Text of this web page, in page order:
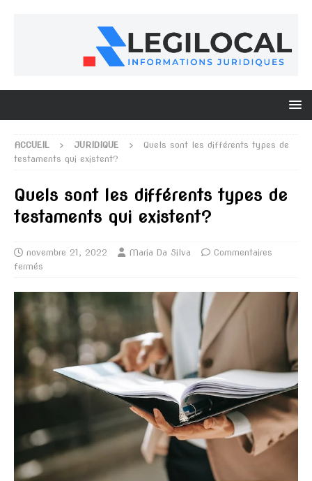
ACCUEIL JURIDIQUE
Quels sont les différents types de
testaments qui existent?
Quels sont les différents types de
testaments qui existent?
novembre 21, 2022 Maria Da Silva
Commentaires
fermés